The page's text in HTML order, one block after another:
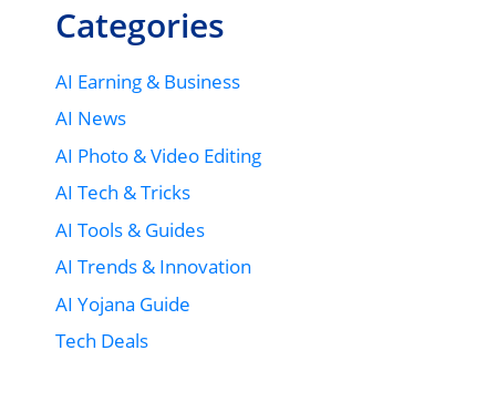
Categories
AI Earning & Business
AI News
AI Photo & Video Editing
AI Tech & Tricks
AI Tools & Guides
AI Trends & Innovation
AI Yojana Guide
Tech Deals